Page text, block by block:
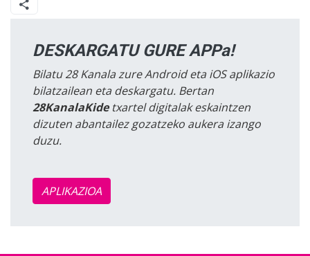
DESKARGATU GURE APPa!
Bilatu 28 Kanala zure Android eta iOS aplikazio
bilatzailean eta deskargatu. Bertan
28KanalaKidetxartel digitalak eskaintzen
dizuten abantailez gozatzeko aukera izango
duzu.
APLIKAZIOA